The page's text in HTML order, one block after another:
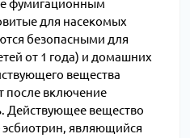
фумигационным
для насекомых
безопасными для
от 1 года) и домашних
вещества
после включение
Действующее вещество
являющийся